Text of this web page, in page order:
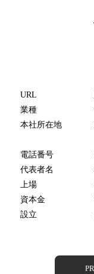
URL
業種
本社所在地
電話番号
代表者名
上場
資本金
設立